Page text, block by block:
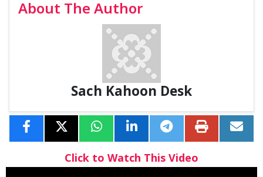
About The Author
Sach Kahoon Desk
Click to Watch This Video